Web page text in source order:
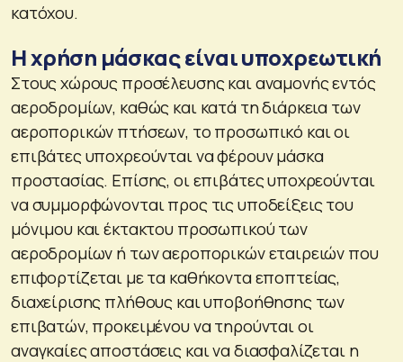
κατόχου.
Η χρήση μάσκας είναι υποχρεωτική
Στους χώρους προσέλευσης και αναμονής εντός
αεροδρομίων, καθώς και κατά τη διάρκεια των
αεροπορικών πτήσεων, το προσωπικό και οι
επιβάτες υποχρεούνται να φέρουν μάσκα
προστασίας. Επίσης, οι επιβάτες υποχρεούνται
να συμμορφώνονται προς τις υποδείξεις του
μόνιμου και έκτακτου προσωπικού των
αεροδρομίων ή των αεροπορικών εταιρειών που
επιφορτίζεται με τα καθήκοντα εποπτείας,
διαχείρισης πλήθους και υποβοήθησης των
επιβατών, προκειμένου να τηρούνται οι
αναγκαίες αποστάσεις και να διασφαλίζεται η